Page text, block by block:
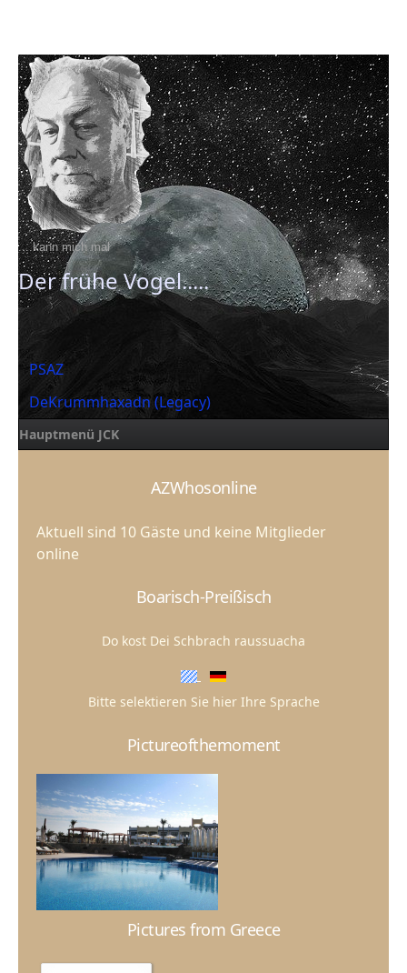
....kann mich mal
Der frühe Vogel.....
PSAZ
DeKrummhaxadn (Legacy)
Hauptmenü JCK
AZWhosonline
Aktuell sind 10 Gäste und keine Mitglieder
online
Boarisch-Preißisch
Do kost Dei Schbrach raussuacha
Bitte selektieren Sie hier Ihre Sprache
Pictureofthemoment
Pictures from Greece